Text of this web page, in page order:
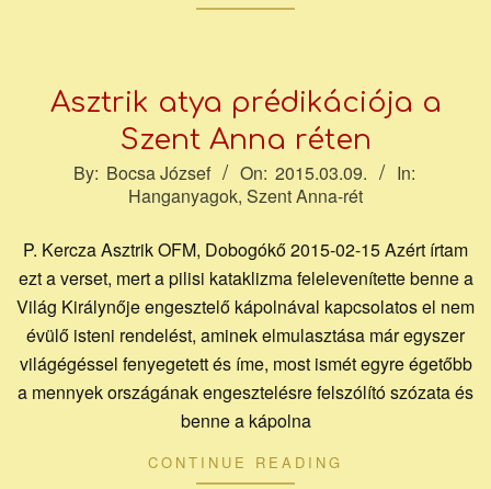
Asztrik atya prédikációja a
Szent Anna réten
By: Bocsa József On: 2015.03.09.
In:
Hanganyagok, Szent Anna-rét
P. Kercza Asztrik OFM, Dobogókő 2015-02-15 Azért írtam
ezt a verset, mert a pilisi kataklizma felelevenítette benne a
Világ Királynője engesztelő kápolnával kapcsolatos el nem
évülő isteni rendelést, aminek elmulasztása már egyszer
világégéssel fenyegetett és íme, most ismét egyre égetőbb
a mennyek országának engesztelésre felszólító szózata és
benne a kápolna
CONTINUE READING